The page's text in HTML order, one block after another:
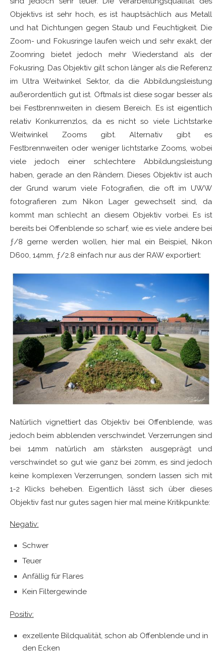
Objektivs ist sehr hoch, es ist hauptsächlich aus Metall
und hat Dichtungen gegen Staub und Feuchtigkeit. Die
Zoom- und Fokusringe laufen weich und sehr exakt, der
Zoomring bietet jedoch mehr Wiederstand als der
Fokusring. Das Objektiv gilt schon länger als die Referenz
im Ultra Weitwinkel Sektor, da die Abbildungsleistung
außerordentlich gut ist. Oftmals ist diese sogar besser als
bei Festbrennweiten in diesem Bereich. Es ist eigentlich
relativ Konkurrenzlos, da es nicht so viele Lichtstarke
Weitwinkel Zooms gibt. Alternativ gibt es
Festbrennweiten oder weniger lichtstarke Zooms, wobei
viele jedoch einer schlechtere Abbildungsleistung
haben, gerade an den Rändern. Dieses Objektiv ist auch
der Grund warum viele Fotografien, die oft im UWW
fotografieren zum Nikon Lager gewechselt sind, da
kommt man schlecht an diesem Objektiv vorbei. Es ist
bereits bei Offenblende so scharf, wie es viele andere bei
ƒ/8 gerne werden wollen, hier mal ein Beispiel, Nikon
D600, 14mm, ƒ/2.8 einfach nur aus der RAW exportiert:
Natürlich vignettiert das Objektiv bei Offenblende, was
jedoch beim abblenden verschwindet. Verzerrungen sind
bei 14mm natürlich am stärksten ausgeprägt und
verschwindet so gut wie ganz bei 20mm, es sind jedoch
keine komplexen Verzerrungen, sondern lassen sich mit
1-2 Klicks beheben. Eigentlich lässt sich über dieses
Objektiv fast nur gutes sagen hier mal meine Kritikpunkte:
Negativ:
Schwer
Teuer
Anfällig für Flares
Kein Filtergewinde
Positiv:
exzellente Bildqualität, schon ab Offenblende und in
den Ecken